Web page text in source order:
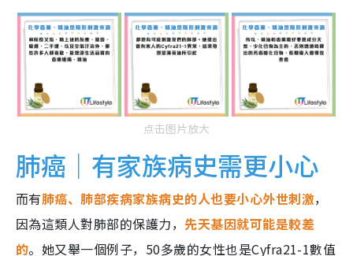
点击图片放大
肺癌｜有家族病史需更小心
而有肺癌、肺部疾病家族病史的人也要小心外世刺激，
因為這類人對肺部的保護力，先天基因就可能是較差
的。她又舉一個例子，50多歲的女性也是Cyfra21-1數值